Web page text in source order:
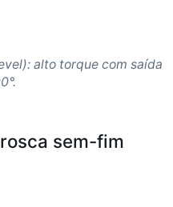
alto torque com saída
sem-fim